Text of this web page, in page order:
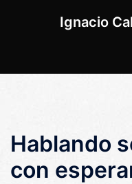
Ignacio
Hablando
con